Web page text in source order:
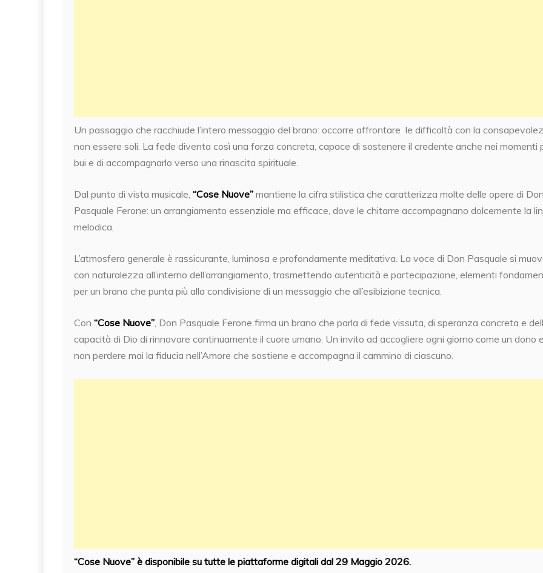
Un passaggio che racchiude l’intero messaggio del brano: occorre affrontare le difficoltà con la
non essere soli. La fede diventa così una forza concreta, capace di sostenere il credente anche nei momenti
bui e di accompagnarlo verso una rinascita spirituale.
Dal punto di vista musicale, “Cose Nuove” mantiene la cifra stilistica che caratterizza molte delle opere di
Pasquale Ferone: un arrangiamento essenziale ma efficace, dove le chitarre accompagnano dolcemente la
melodica,
L’atmosfera generale è rassicurante, luminosa e profondamente meditativa. La voce di Don Pasquale si
con naturalezza all’interno dell’arrangiamento, trasmettendo autenticità e partecipazione, elementi
per un brano che punta più alla condivisione di un messaggio che all’esibizione tecnica.
Con “Cose Nuove”, Don Pasquale Ferone firma un brano che parla di fede vissuta, di speranza concreta e
capacità di Dio di rinnovare continuamente il cuore umano. Un invito ad accogliere ogni giorno come un dono
non perdere mai la fiducia nell’Amore che sostiene e accompagna il cammino di ciascuno.
“Cose Nuove” è disponibile su tutte le piattaforme digitali dal 29 Maggio 2026.